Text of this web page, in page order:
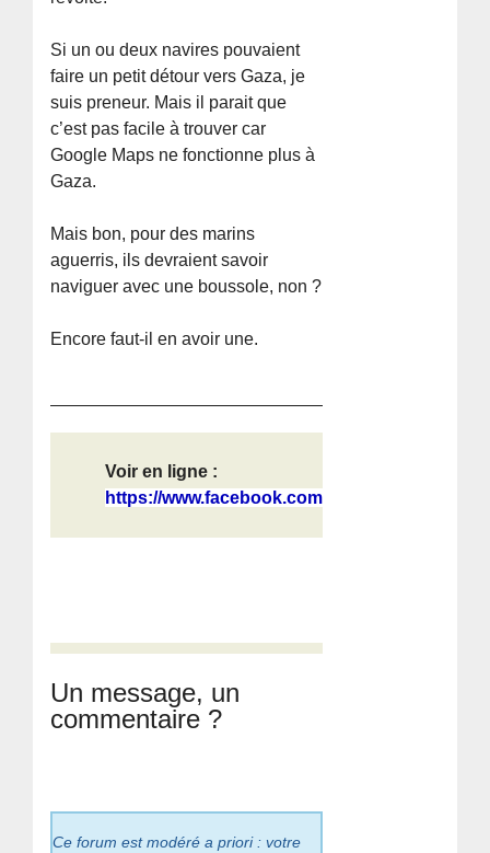
Si un ou deux navires pouvaient
faire un petit détour vers Gaza, je
suis preneur. Mais il parait que
c’est pas facile à trouver car
Google Maps ne fonctionne plus à
Gaza.
Mais bon, pour des marins
aguerris, ils devraient savoir
naviguer avec une boussole, non ?
Encore faut-il en avoir une.
Voir en ligne :
https://www.facebook.com/viktor.ded...
Un message, un
commentaire ?
Ce forum est modéré a priori : votre